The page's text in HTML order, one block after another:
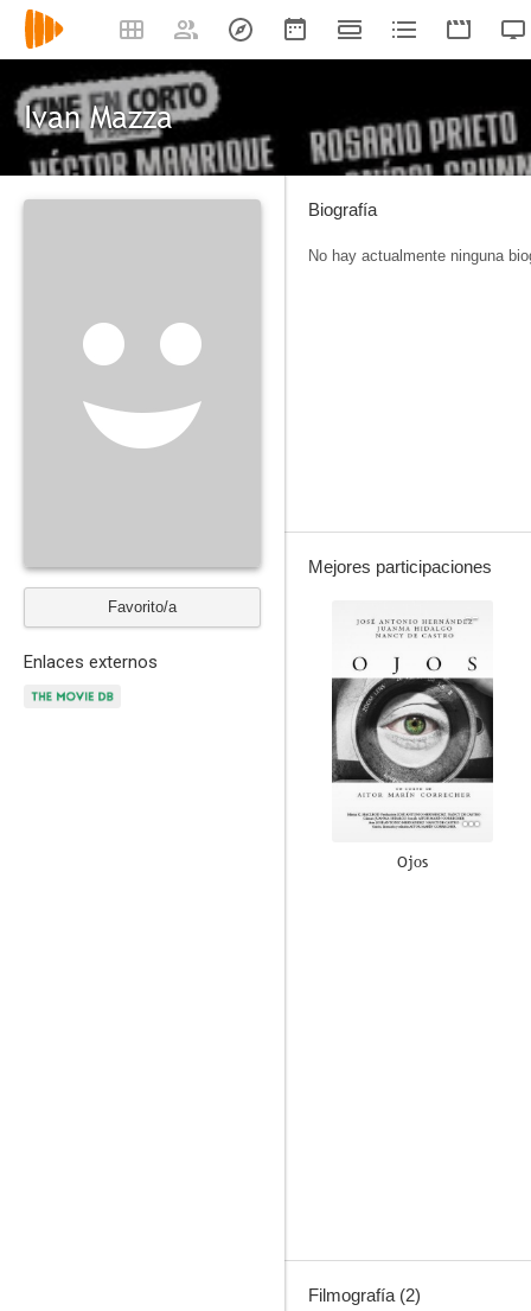
Ivan Mazza
Favorito/a
Enlaces externos
Biografía
No hay actualmente ninguna
Mejores participaciones
--
Ojos
Filmografía (2)